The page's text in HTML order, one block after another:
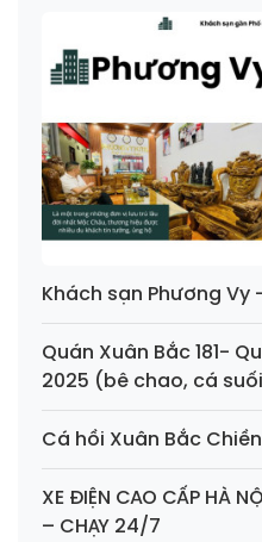
Khách sạn Phương Vy
Quán Xuân Bắc 181-
2025 (bê chao, cá
Cá hồi Xuân Bắc
XE ĐIỆN CAO CẤP HÀ
– CHẠY 24/7